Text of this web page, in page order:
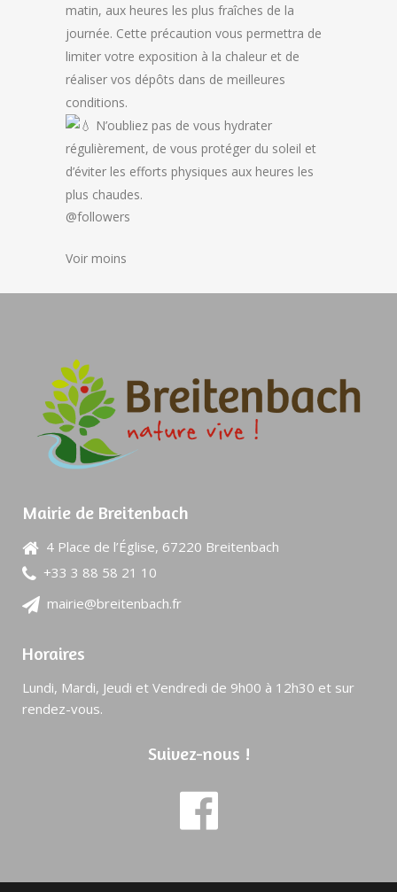
matin, aux heures les plus fraîches de la
journée. Cette précaution vous permettra de
limiter votre exposition à la chaleur et de
réaliser vos dépôts dans de meilleures
conditions.
N’oubliez pas de vous hydrater
régulièrement, de vous protéger du soleil et
d’éviter les efforts physiques aux heures les
plus chaudes.
@followers
Voir moins
Mairie de Breitenbach
4 Place de l’Église, 67220 Breitenbach
+33 3 88 58 21 10
mairie@breitenbach.fr
Horaires
Lundi, Mardi, Jeudi et Vendredi de 9h00 à 12h30 et sur
rendez-vous.
Suivez-nous !